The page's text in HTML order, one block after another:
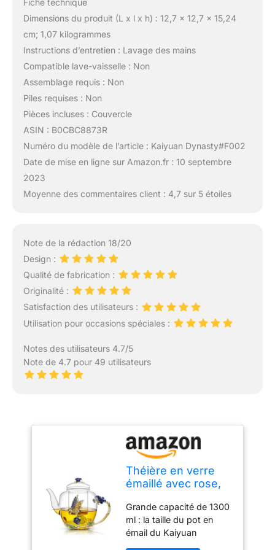
Fiche technique
Dimensions du produit (L x l x h) : 12,7 x 12,7 x 15,24
cm; 1,07 kilogrammes
Instructions d’entretien : Lavage des mains
Compatible lave-vaisselle : Non
Assemblage requis : Non
Piles requises : Non
Pièces incluses : Couvercle
ASIN : B0CBC8873R
Numéro du modèle de l’article : Kaiyuan Dynasty#F002
Date de mise en ligne sur Amazon.fr : 10 septembre
2023
Moyenne des commentaires client : 4,7 sur 5 étoiles
Note de la rédaction 18/20
Design :
Qualité de fabrication :
Originalité :
Satisfaction des utilisateurs :
Utilisation pour occasions spéciales :
Notes des utilisateurs 4.7/5
Note de 4.7 pour 49 utilisateurs
Théière en verre
émaillé avec rose,
doré - Théière rose
bleue avec infuseur
et couvercle -
Grande capacité de 1300
ml : la taille du pot en
émail du Kaiyuan